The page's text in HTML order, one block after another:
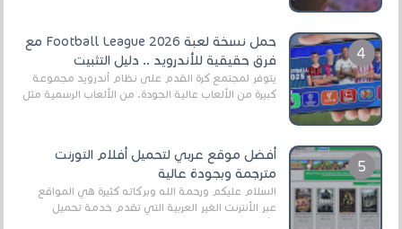
حمل نسخة لعبة Football League 2026 مع
فرق حقيقية للأندرويد .. دليل التثبيت
يتوفر لمجتمع كرة القدم على نظام أندرويد مجموعة
كبيرة من الألعاب عالية الجودة. من الألعاب الرسمية مثل
أفضل موقع عربي لتحميل أفلام التورنت
مترجمة وبجودة عالية
السلام عليكم ورحمة الله وبركاته كثيرة هي المواقع
عبر الأنترنت الغير العربية التي تقدم خدمة تحميل